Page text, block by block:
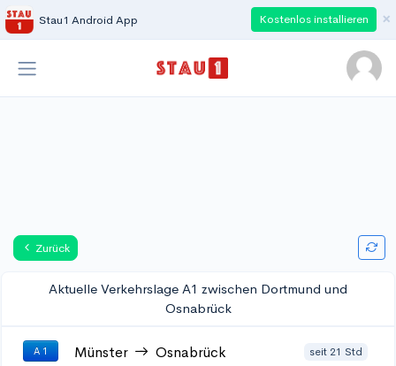
Stau1 Android App Kostenlos installieren ×
Zurück
Aktuelle Verkehrslage A1 zwischen Dortmund und
Osnabrück
A 1 Münster Osnabrück seit 21 Std